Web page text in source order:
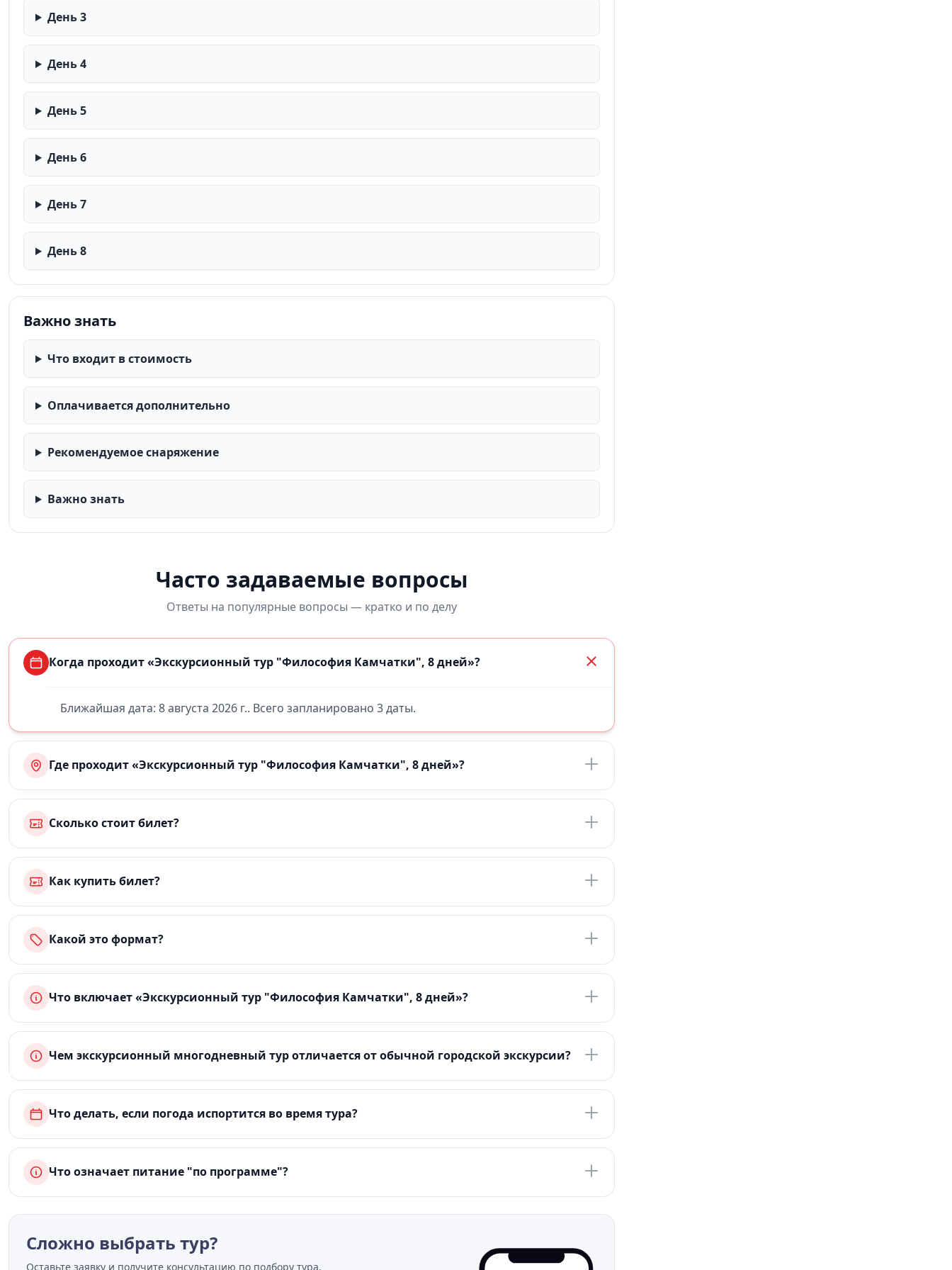
День 3
День 4
День 5
День 6
День 7
День 8
Важно знать
Что входит в стоимость
Оплачивается дополнительно
Рекомендуемое снаряжение
Важно знать
Часто задаваемые вопросы
Ответы на популярные вопросы — кратко и по делу
Когда проходит «Экскурсионный тур "Философия Камчатки", 8 дней»?
Ближайшая дата: 8 августа 2026 г.. Всего запланировано 3 даты.
Где проходит «Экскурсионный тур "Философия Камчатки", 8 дней»?
Сколько стоит билет?
Как купить билет?
Какой это формат?
Что включает «Экскурсионный тур "Философия Камчатки", 8 дней»?
Чем экскурсионный многодневный тур отличается от обычной городской экскурсии?
Что делать, если погода испортится во время тура?
Что означает питание "по программе"?
Сложно выбрать тур?
Оставьте заявку и получите консультацию по подбору тура.